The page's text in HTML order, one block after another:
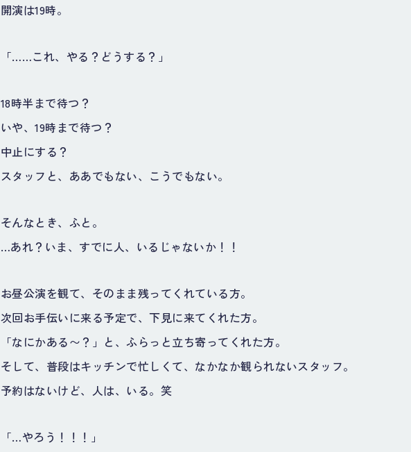
開演は19時。
「……これ、やる？どうする？」
18時半まで待つ？
いや、19時まで待つ？
中止にする？
スタッフと、ああでもない、こうでもない。
そんなとき、ふと。
…あれ？いま、すでに人、いるじゃないか！！
お昼公演を観て、そのまま残ってくれている方。
次回お手伝いに来る予定で、下見に来てくれた方。
「なにかある〜？」と、ふらっと立ち寄ってくれた方。
そして、普段はキッチンで忙しくて、なかなか観られないスタッフ。
予約はないけど、人は、いる。笑
「…やろう！！！」